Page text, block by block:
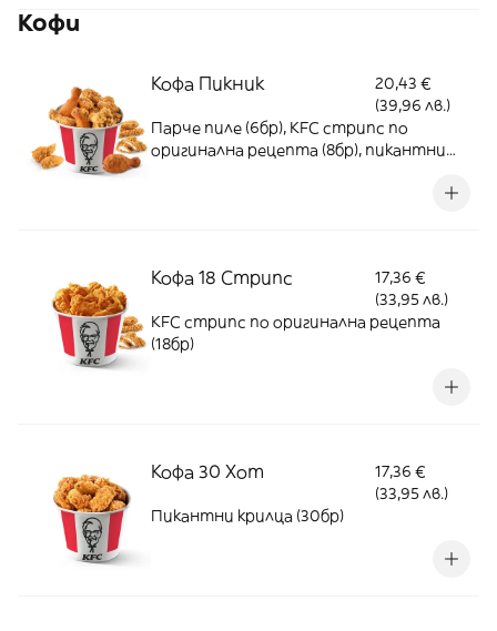
Кофи
Кофа Пикник
20,43 €
(39,96 лв.)
Парче пиле (6бр), KFC стрипс по
оригинална рецепта (8бр), пикантни
Кофа 18 Стрипс
17,36 €
(33,95 лв.)
KFC стрипс по оригинална рецепта
(18бр)
Кофа 30 Хот
17,36 €
(33,95 лв.)
Пикантни крилца (30бр)